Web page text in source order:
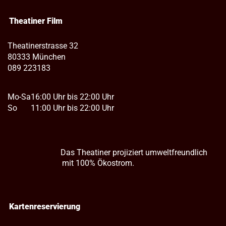
Theatiner Film
Theatinerstrasse 32
80333 München
089 223183
Mo-Sa
So
16:00 Uhr bis 22:00 Uhr
11:00 Uhr bis 22:00 Uhr
Das Theatiner projiziert umweltfreundlich
mit 100% Ökostrom.
Kartenreservierung